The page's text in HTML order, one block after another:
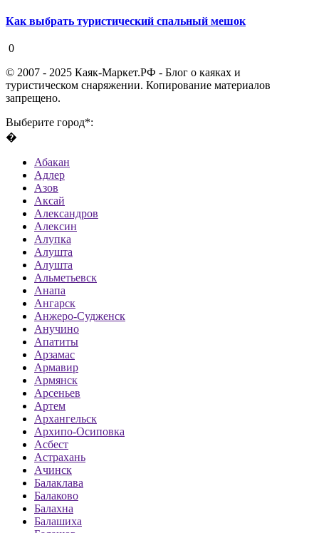
Как выбрать туристический спальный мешок
0
© 2007 - 2025 Каяк-Маркет.РФ - Блог о каяках и
туристическом снаряжении. Копирование материалов
запрещено.
Выберите город*:
�
Абакан
Адлер
Азов
Аксай
Александров
Алексин
Алупка
Алушта
Алушта
Альметьевск
Анапа
Ангарск
Анжеро-Судженск
Анучино
Апатиты
Арзамас
Армавир
Армянск
Арсеньев
Артем
Архангельск
Архипо-Осиповка
Асбест
Астрахань
Ачинск
Балаклава
Балаково
Балахна
Балашиха